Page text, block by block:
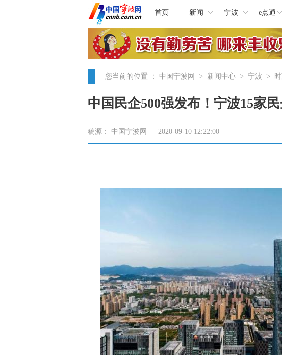
首页 新闻 宁波 e点通
您当前的位置 ： 中国宁波网 > 新闻中心 > 宁波 >
中国民企500强发布！宁波15家
稿源： 中国宁波网 2020-09-10 12:22:00